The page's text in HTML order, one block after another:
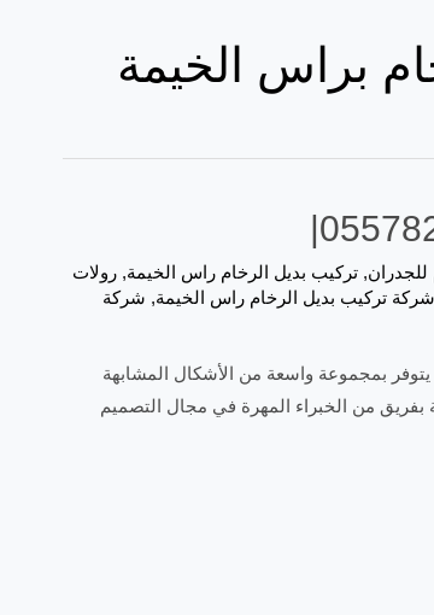
براس الخيمة
للجدران,تركيب بديل الرخام راس الخيمة,رولات
شركة تركيب بديل الرخام راس الخيمة, شركة
يتوفر بمجموعة واسعة من الأشكال المشابهة
من الخبراء المهرة في مجال التصميم